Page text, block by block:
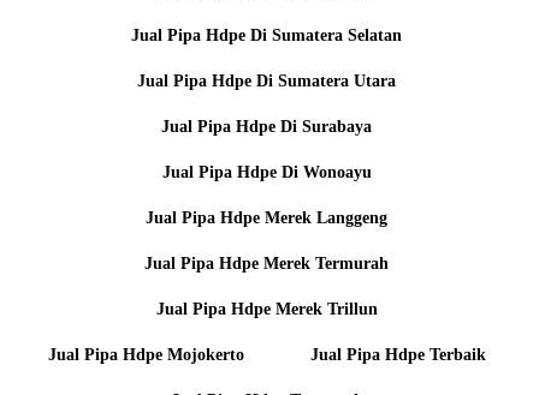
Jual Pipa Hdpe Di Sumatera Selatan
Jual Pipa Hdpe Di Sumatera Utara
Jual Pipa Hdpe Di Surabaya
Jual Pipa Hdpe Di Wonoayu
Jual Pipa Hdpe Merek Langgeng
Jual Pipa Hdpe Merek Termurah
Jual Pipa Hdpe Merek Trillun
Jual Pipa Hdpe Mojokerto Jual Pipa Hdpe Terbaik